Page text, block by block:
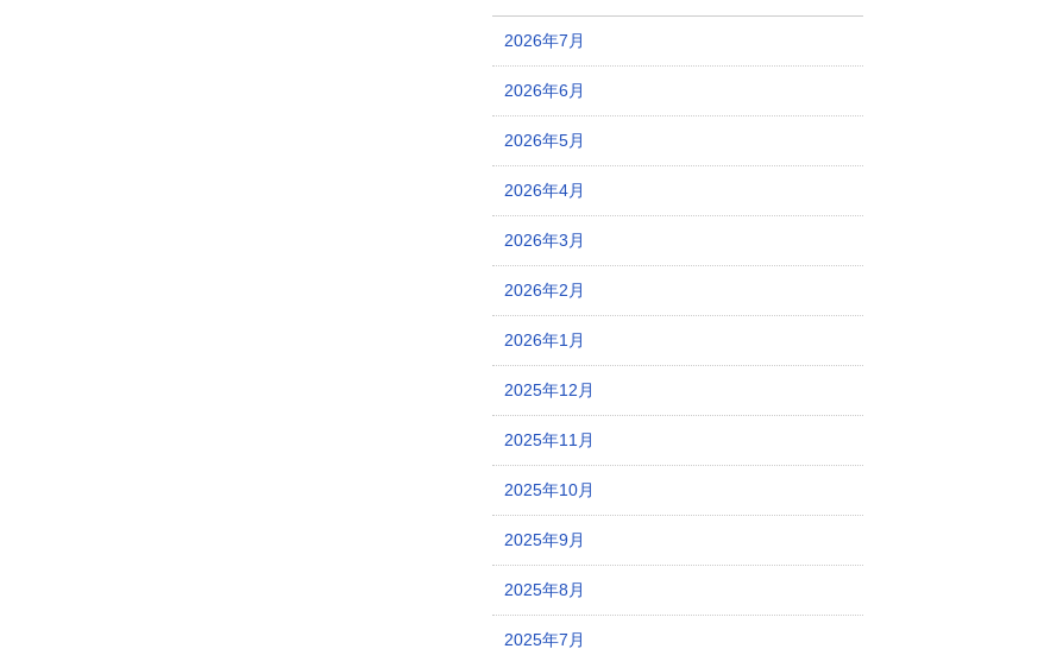
2026年7月
2026年6月
2026年5月
2026年4月
2026年3月
2026年2月
2026年1月
2025年12月
2025年11月
2025年10月
2025年9月
2025年8月
2025年7月